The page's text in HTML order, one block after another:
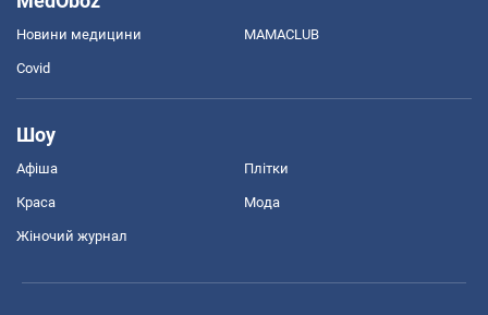
Новини медицини MAMACLUB
Covid
Шоу
Афіша Плітки
Краса Мода
Жіночий журнал